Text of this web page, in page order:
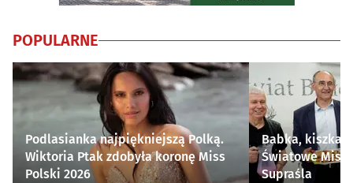
POPULARNE
Podlasianka najpiękniejszą Polką.
Wiktoria Ptak zdobyła koronę Miss
Polski 2026
Babka, kiszka i
Światowe
Supraśla